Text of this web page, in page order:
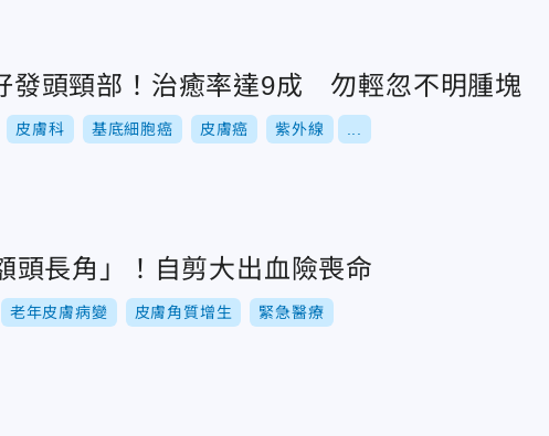
發頭頸部！治癒率達9成 勿輕忽不明腫塊
皮膚科 基底細胞癌 皮膚癌 紫外線
頭長角」！自剪大出血險喪命
老年皮膚病變 皮膚角質增生 緊急醫療